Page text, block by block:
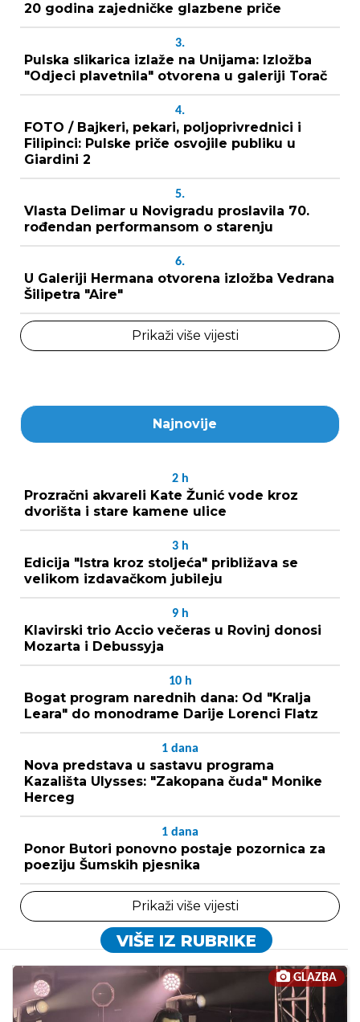
20 godina zajedničke glazbene priče
3.
Pulska slikarica izlaže na Unijama: Izložba
"Odjeci plavetnila" otvorena u galeriji Torač
4.
FOTO / Bajkeri, pekari, poljoprivrednici i
Filipinci: Pulske priče osvojile publiku u
Giardini 2
5.
Vlasta Delimar u Novigradu proslavila 70.
rođendan performansom o starenju
6.
U Galeriji Hermana otvorena izložba Vedrana
Šilipetra "Aire"
Prikaži više vijesti
Najnovije
2 h
Prozračni akvareli Kate Žunić vode kroz
dvorišta i stare kamene ulice
3 h
Edicija "Istra kroz stoljeća" približava se
velikom izdavačkom jubileju
9 h
Klavirski trio Accio večeras u Rovinj donosi
Mozarta i Debussyja
10 h
Bogat program narednih dana: Od "Kralja
Leara" do monodrame Darije Lorenci Flatz
1 dana
Nova predstava u sastavu programa
Kazališta Ulysses: "Zakopana čuda" Monike
Herceg
1 dana
Ponor Butori ponovno postaje pozornica za
poeziju Šumskih pjesnika
Prikaži više vijesti
VIŠE IZ RUBRIKE
GLAZBA